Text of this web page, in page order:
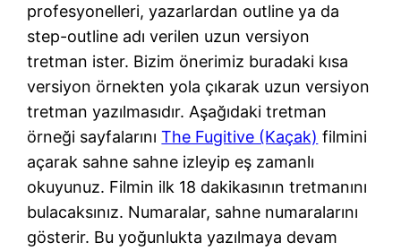
profesyonelleri, yazarlardan outline ya da
step-outline adı verilen uzun versiyon
tretman ister. Bizim önerimiz buradaki kısa
versiyon örnekten yola çıkarak uzun versiyon
tretman yazılmasıdır. Aşağıdaki tretman
örneği sayfalarınıThe Fugitive (Kaçak) filmini
açarak sahne sahne izleyip eş zamanlı
okuyunuz. Filmin ilk 18 dakikasının tretmanını
bulacaksınız. Numaralar, sahne numaralarını
gösterir. Bu yoğunlukta yazılmaya devam